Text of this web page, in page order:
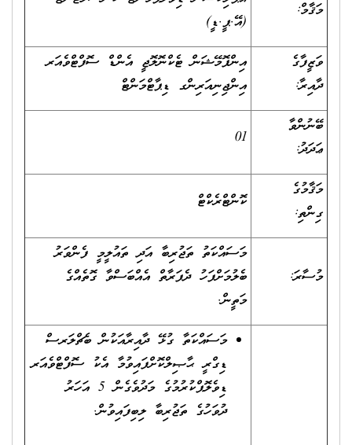
މަޤާމް:
(އޭ.ޕީ.ޑީ)
ވަޒީފާގެ
ދާއިރާ:
އިންފޮމޭޝަން ޓެކްނޮލޮޖީ އެންޑް ސޮފްޓްވެއަރ
އިންޖިނިއަރިންގ ޑިޕާޓްމަންޓް
ބޭނުންވާ
ޢަދަދު:
01
މަޤާމުގެ
ގިންތި:
ކޮންޓްރެކްޓް
މުސާރަ:
މަސައްކަތު ތަޖުރިބާ އަދި ތައުލީމީ ފެންވަރު
ބެލުމަށްފަހު ދެފަރާތް އެއްބަސްވާ ގޮތެއްގެ
މަތީން.
މަސައްކަތާ ގުޅޭ ދާއިރާއަކުން ބެޗްލަރސް
ޑިގްރީ ޙާޞިލްކޮށްފައިވުމާ އެކު ސޮފްޓްވެއަރ
ޑިވެލޮޕްކުރުމުގެ މަދުވެގެން 5 އަހަރު
ދުވަހުގެ ތަޖުރިބާ ލިބިފައިވުން.